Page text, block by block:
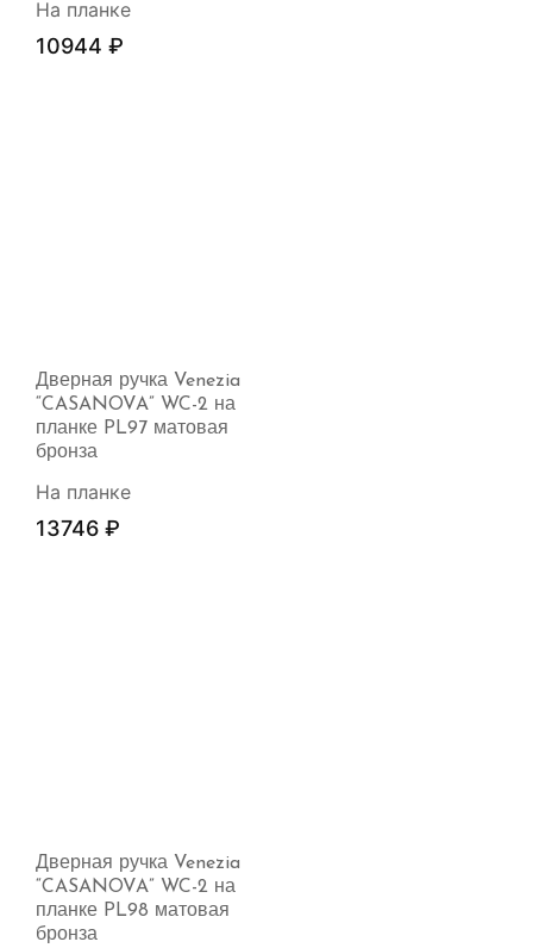
На планке
10944 ₽
Дверная ручка Venezia
“CASANOVA” WC-2 на
планке PL97 матовая
бронза
На планке
13746 ₽
Дверная ручка Venezia
“CASANOVA” WC-2 на
планке PL98 матовая
бронза